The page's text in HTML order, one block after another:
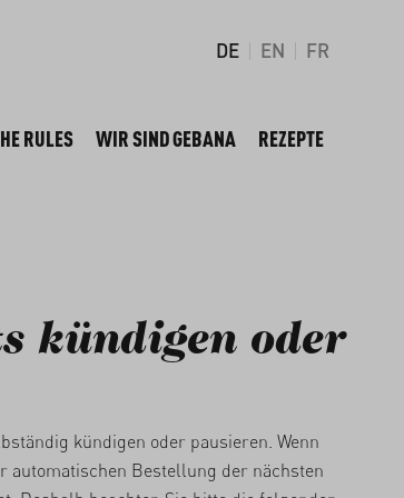
DE EN FR
RULES WIR SIND GEBANA REZEPTE
kündigen oder
kündigen oder pausieren. Wenn
Bestellung der nächsten